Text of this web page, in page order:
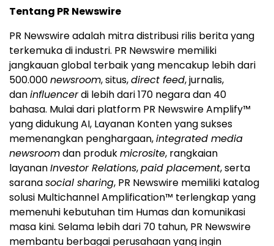
Tentang PR Newswire
PR Newswire adalah mitra distribusi rilis berita yang
terkemuka di industri. PR Newswire memiliki
jangkauan global terbaik yang mencakup lebih dari
500.000newsroom, situs,direct feed, jurnalis,
daninfluencerdi lebih dari 170 negara dan 40
bahasa. Mulai dari platform PR Newswire Amplify™
yang didukung AI, Layanan Konten yang sukses
memenangkan penghargaan,integrated media
newsroomdan produkmicrosite, rangkaian
layananInvestor Relations,paid placement, serta
saranasocial sharing, PR Newswire memiliki katalog
solusi Multichannel Amplification™ terlengkap yang
memenuhi kebutuhan tim Humas dan komunikasi
masa kini. Selama lebih dari 70 tahun, PR Newswire
membantu berbagai perusahaan yang ingin